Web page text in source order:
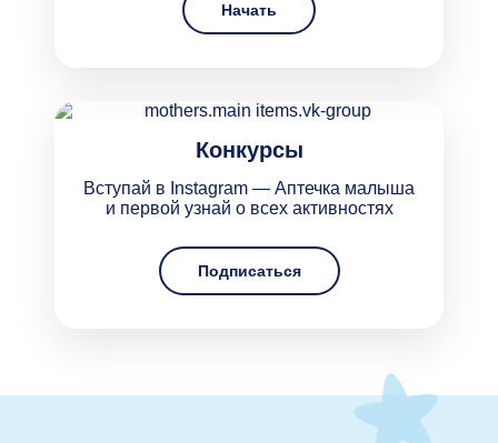
Начать
Конкурсы
Вступай в Instagram — Аптечка малыша
и первой узнай о всех активностях
Подписаться